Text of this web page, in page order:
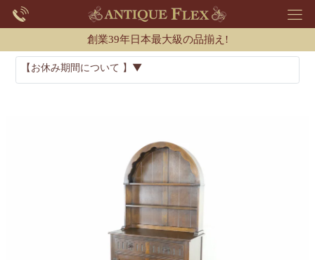
創業39年日本最大級の品揃え!
【お休み期間について 】▼